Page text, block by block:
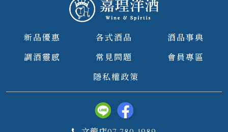
新品優惠 各式酒品
酒品事典
調酒靈感
常見問題
會員專區
隱私權政策